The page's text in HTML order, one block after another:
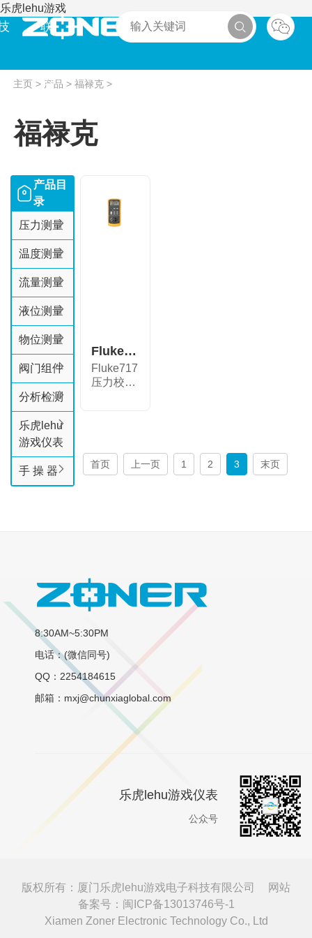
乐虎lehu游戏
联
系
主页 > 产品 > 福禄克 >
福禄克
产品目
录
压力测量
温度测量
流量测量
液位测量
物位测量
阀门组件
分析检测
乐虎lehu
游戏仪表
手 操 器
Fluke 717 系列压力校准器
Fluke717
压力校准
首页 上一页 1 2 3 末页
8:30AM~5:30PM
电话：(微信同号)
QQ：2254184615
邮箱：mxj@chunxiaglobal.com
乐虎lehu游戏仪表
公众号
版权所有：厦门乐虎lehu游戏电子科技有限公司
网站
备案号：闽ICP备13013746号-1
Xiamen Zoner Electronic Technology Co., Ltd